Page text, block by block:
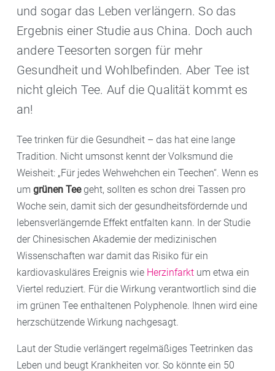
und sogar das Leben verlängern. So das
Ergebnis einer Studie aus China. Doch auch
andere Teesorten sorgen für mehr
Gesundheit und Wohlbefinden. Aber Tee ist
nicht gleich Tee. Auf die Qualität kommt es
an!
Tee trinken für die Gesundheit – das hat eine lange
Tradition. Nicht umsonst kennt der Volksmund die
Weisheit: „Für jedes Wehwehchen ein Teechen“. Wenn es
um grünen Teegeht, sollten es schon drei Tassen pro
Woche sein, damit sich der gesundheitsfördernde und
lebensverlängernde Effekt entfalten kann. In der Studie
der Chinesischen Akademie der medizinischen
Wissenschaften war damit das Risiko für ein
kardiovaskuläres Ereignis wie Herzinfarkt um etwa ein
Viertel reduziert. Für die Wirkung verantwortlich sind die
im grünen Tee enthaltenen Polyphenole. Ihnen wird eine
herzschützende Wirkung nachgesagt.
Laut der Studie verlängert regelmäßiges Teetrinken das
Leben und beugt Krankheiten vor. So könnte ein 50